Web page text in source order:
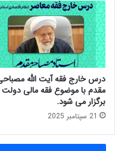
م
آ
ی
ت‌
ا
ل
ل
ه
ح
ج
م
ا
ن
ب
و
ر
س
و
ا
ر
درس خارج فقه آیت الله
مقدم با موضوع فقه مالی دولت
برگزار می شود.
21 سپتامبر 2025